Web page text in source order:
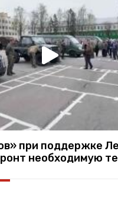
при поддержке
необходимую